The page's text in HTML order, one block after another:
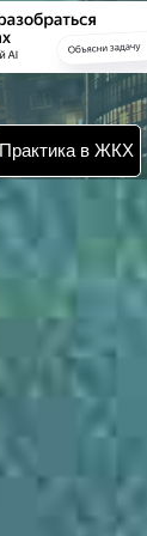
Практика в ЖКХ